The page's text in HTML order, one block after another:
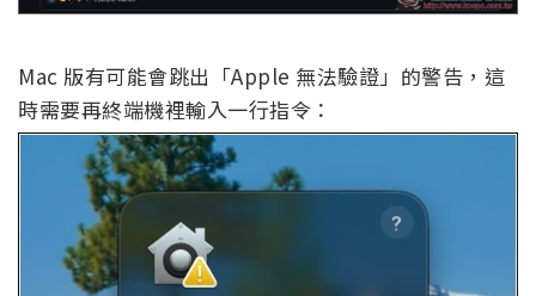
Mac 版有可能會跳出「Apple 無法驗證」的警告，這
時需要再終端機裡輸入一行指令：